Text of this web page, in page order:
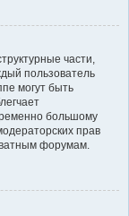
части,
пользователь
могут быть
большому
прав
форумам.